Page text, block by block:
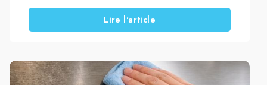
trois situations très courantes. Le problème,
c’est que si tu ne les nettoies pas régulièrement,
ces appareils commencent à retenir les odeurs,
trouveras un guide pratique pour nettoyer le
micro-ondes, nettoyer le mini-four électrique et
Lire l'article